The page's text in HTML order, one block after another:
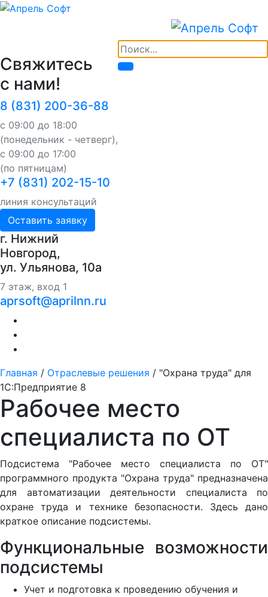
Свяжитесь
с нами!
8 (831) 200-36-88
с 09:00 до 18:00
(понедельник - четверг),
с 09:00 до 17:00
(по пятницам)
+7 (831) 202-15-10
линия консультаций
Оставить заявку
г. Нижний
Новгород,
ул. Ульянова, 10a
7 этаж, вход 1
aprsoft@aprilnn.ru
Главная / Отраслевые решения / "Охрана труда" для
1С:Предприятие 8
Рабочее место
специалиста по ОТ
Подсистема "Рабочее место специалиста по ОТ"
программного продукта "Охрана труда" предназначена
для автоматизации деятельности специалиста по
охране труда и технике безопасности. Здесь дано
краткое описание подсистемы.
Функциональные возможности
подсистемы
Учет и подготовка к проведению обучения и